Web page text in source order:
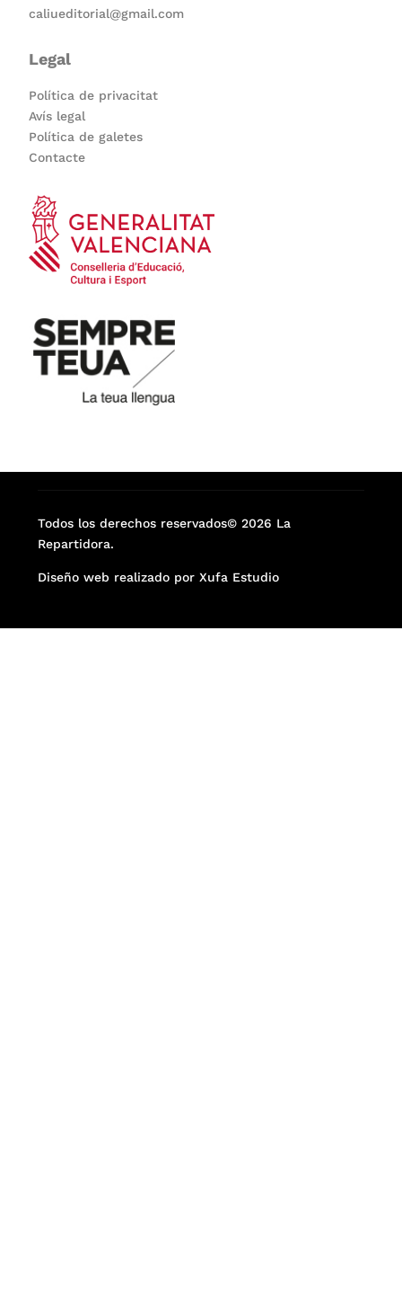
caliueditorial@gmail.com
Legal
Política de privacitat
Avís legal
Política de galetes
Contacte
Todos los derechos reservados© 2026 La
Repartidora.
Diseño web realizado por Xufa Estudio